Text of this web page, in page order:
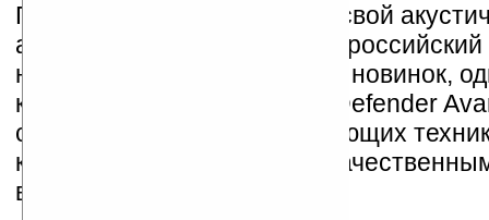
Поэтому Defender обновил свой
ассортимент и выпустил на
несколько привлекательных новинок,
которых является система Defender
создана для людей, выбирающих
классическим дизайном и
воспроизведение звука.